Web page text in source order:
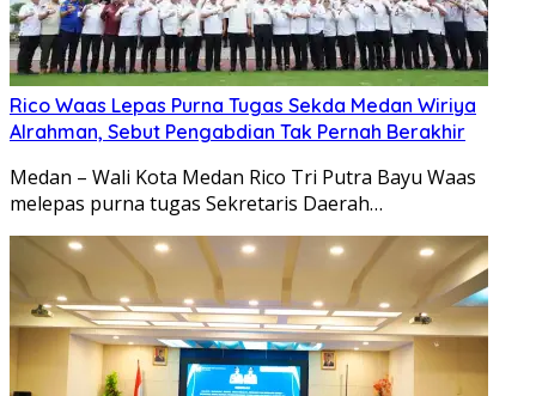
Rico Waas Lepas Purna Tugas Sekda Medan Wiriya
Alrahman, Sebut Pengabdian Tak Pernah Berakhir
Medan – Wali Kota Medan Rico Tri Putra Bayu Waas
melepas purna tugas Sekretaris Daerah…